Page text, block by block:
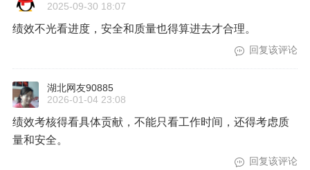
新疆网友94178
2025-12-18 12:51
绩效考核不能只看进度，还要看质量安全和协作能力。
回复该评论
吉林网友58785
2025-09-30 18:07
绩效不光看进度，安全和质量也得算进去才合理。
回复该评论